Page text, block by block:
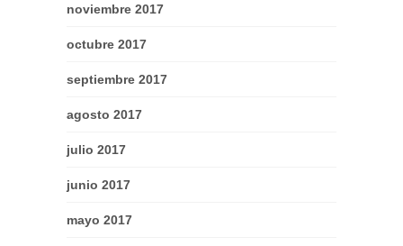
noviembre 2017
octubre 2017
septiembre 2017
agosto 2017
julio 2017
junio 2017
mayo 2017